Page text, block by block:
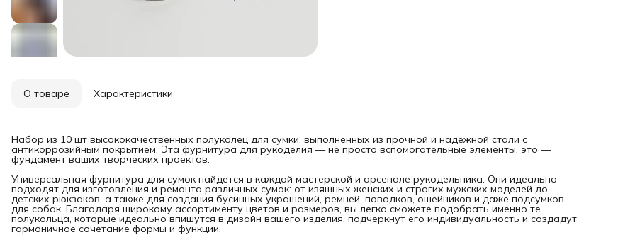
О товаре Характеристики
Набор из 10 шт высококачественных полуколец для сумки, выполненных из прочной и надежной стали с
антикоррозийным покрытием. Эта фурнитура для рукоделия — не просто вспомогательные элементы, это —
фундамент ваших творческих проектов.
Универсальная фурнитура для сумок найдется в каждой мастерской и арсенале рукодельника. Они идеально
подходят для изготовления и ремонта различных сумок: от изящных женских и строгих мужских моделей до
детских рюкзаков, а также для создания бусинных украшений, ремней, поводков, ошейников и даже подсумков
для собак. Благодаря широкому ассортименту цветов и размеров, вы легко сможете подобрать именно те
полукольца, которые идеально впишутся в дизайн вашего изделия, подчеркнут его индивидуальность и создадут
гармоничное сочетание формы и функции.